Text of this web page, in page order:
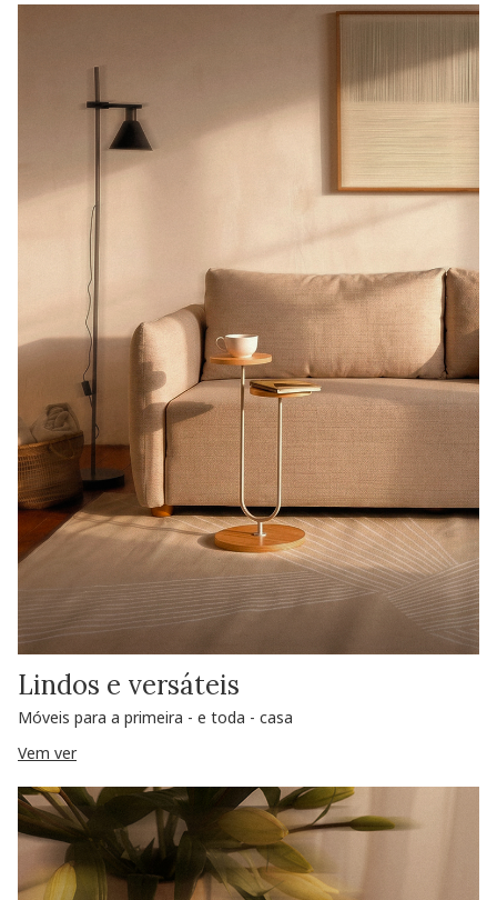
Lindos e versáteis
Móveis para a primeira - e toda - casa
Vem ver